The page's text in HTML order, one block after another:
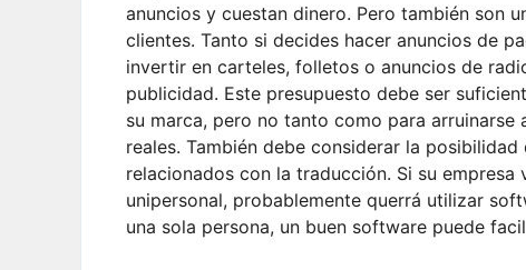
anuncios y cuestan dinero. Pero también son
clientes. Tanto si decides hacer anuncios de
invertir en carteles, folletos o anuncios de
publicidad. Este presupuesto debe ser
su marca, pero no tanto como para
reales. También debe considerar la
relacionados con la traducción. Si su
unipersonal, probablemente querrá utilizar
una sola persona, un buen software puede